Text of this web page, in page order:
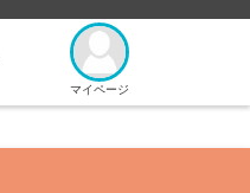
マイページ